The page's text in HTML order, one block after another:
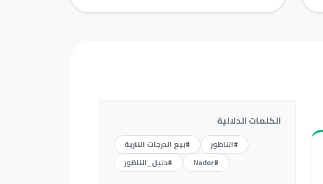
الكلمات الدلالية
#الناظور
#بيع الدرجات النارية
#Nador
#دليل_الناظور